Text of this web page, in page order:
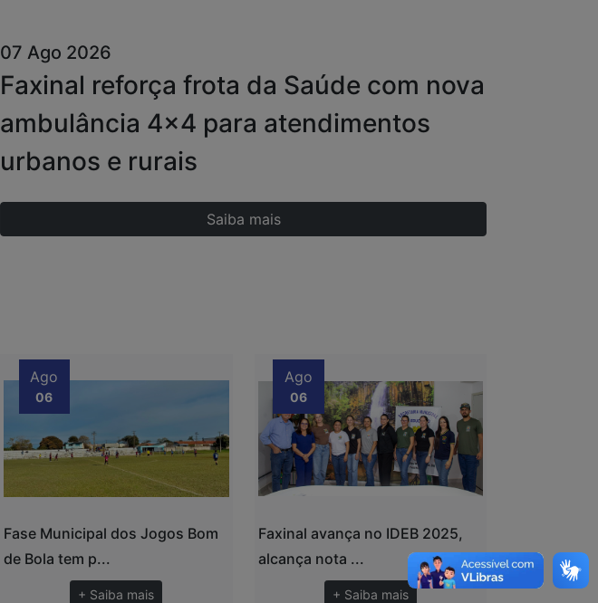
07 Ago 2026
Faxinal reforça frota da Saúde com nova
ambulância 4x4 para atendimentos
urbanos e rurais
Saiba mais
Ago
06
Fase Municipal dos Jogos Bom
de Bola tem p...
+ Saiba mais
Ago
06
Faxinal avança no IDEB 2025,
alcança nota ...
+ Saiba mais